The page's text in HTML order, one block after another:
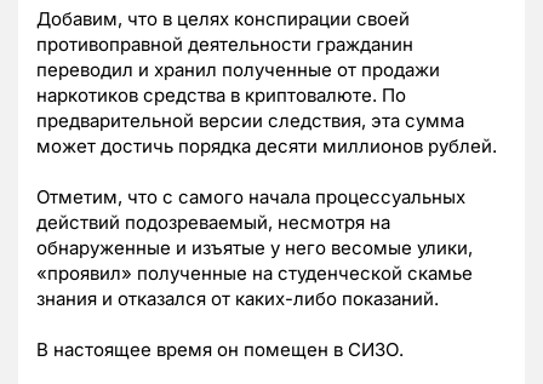
Добавим, что в целях конспирации своей
противоправной деятельности гражданин
переводил и хранил полученные от продажи
наркотиков средства в криптовалюте. По
предварительной версии следствия, эта сумма
может достичь порядка десяти миллионов рублей.
Отметим, что с самого начала процессуальных
действий подозреваемый, несмотря на
обнаруженные и изъятые у него весомые улики,
«проявил» полученные на студенческой скамье
знания и отказался от каких-либо показаний.
В настоящее время он помещен в СИЗО.